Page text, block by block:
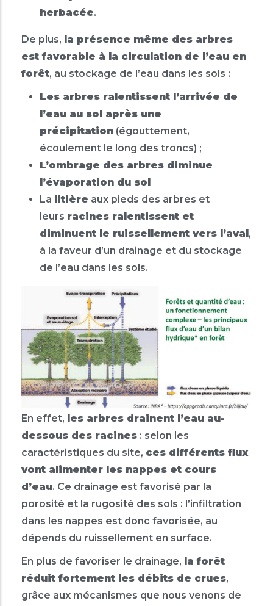
herbacée.
De plus, la présence même des arbres
est favorable à la circulation de l’eau en
forêt, au stockage de l’eau dans les sols :
Les arbres ralentissent l’arrivée de
l’eau au sol après une
précipitation (égouttement,
écoulement le long des troncs) ;
L’ombrage des arbres diminue
l’évaporation du sol
La litière aux pieds des arbres et
leurs racines ralentissent et
diminuent le ruissellement vers l’aval,
à la faveur d’un drainage et du stockage
de l’eau dans les sols.
En effet, les arbres drainent l’eau au-
dessous des racines : selon les
caractéristiques du site, ces différents flux
vont alimenter les nappes et cours
d’eau. Ce drainage est favorisé par la
porosité et la rugosité des sols : l’infiltration
dans les nappes est donc favorisée, au
dépends du ruissellement en surface.
En plus de favoriser le drainage, la forêt
réduit fortement les débits de crues,
grâce aux mécanismes que nous venons de